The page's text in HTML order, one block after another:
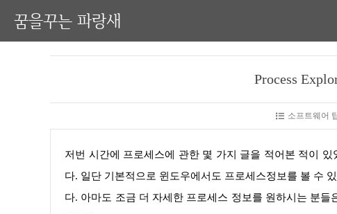
꿈을꾸는 파랑새
Process
소프트웨어
저번 시간에 프로세스에 관한 몇 가지 글을 적어본 적이 있었습니다. 오늘은 Process Explorer 사용방법에 대해 알아보겠습니
다. 일단 기본적으로 윈도우에서도 프로세스정보를 볼 수
다. 아마도 조금 더 자세한 프로세스 정보를 원하시는 분들